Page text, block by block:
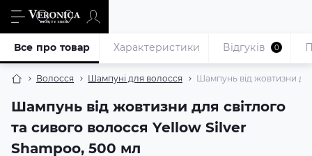
Волосся Шампуні для волосся Шампунь від жовтизни
Шампунь від жовтизни для світлого
та сивого волосся Yellow Silver
Shampoo, 500 мл
Все про товар Характеристики Відгуків 0